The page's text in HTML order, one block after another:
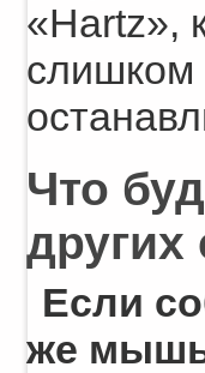
«Hartz»,
слишком
Что
других
Если
же